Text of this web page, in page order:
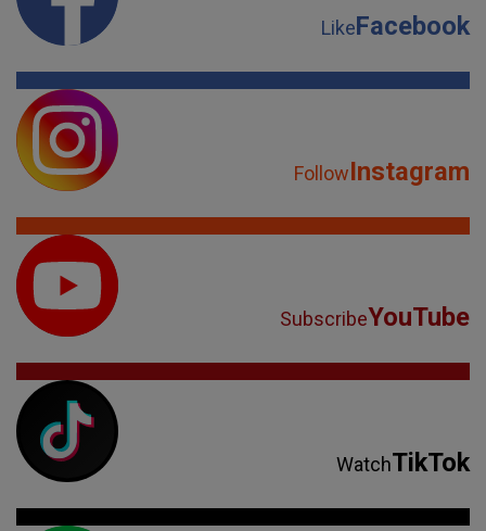
LikeFacebook
FollowInstagram
SubscribeYouTube
WatchTikTok